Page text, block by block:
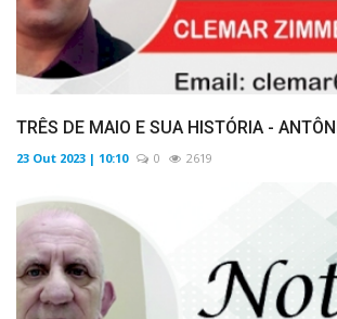
TRÊS DE MAIO E SUA HISTÓRIA -
23 Out 2023 | 10:10 0 2619